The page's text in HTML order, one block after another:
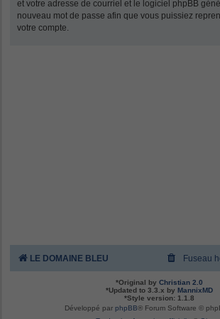
et votre adresse de courriel et le logiciel phpBB
nouveau mot de passe afin que vous puissiez
votre compte.
LE DOMAINE BLEU Fuseau
*Original by Christian 2.0
*Updated to 3.3.x by MannixMD
*Style version: 1.1.8
Développé par phpBB® Forum Software ©